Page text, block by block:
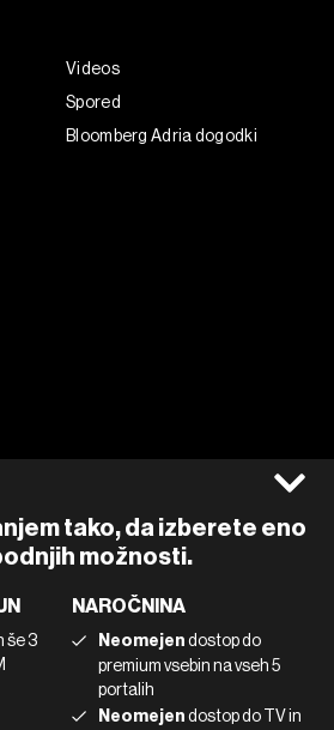
tako, da izberete eno
možnosti.
še 3
NAROČNINA
Neomejendostop do
premium vsebin na vseh 5
portalih
Neomejendostop do TV in
Videos
Spored
Bloomberg Adria dogodki
Instagram
Linkedin
Tiktok